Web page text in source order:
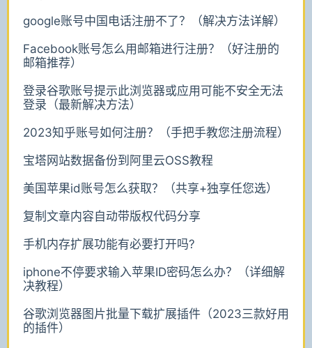
google账号中国电话注册不了？（解决方法详解）
Facebook账号怎么用邮箱进行注册？（好注册的
邮箱推荐）
登录谷歌账号提示此浏览器或应用可能不安全无法
登录（最新解决方法）
2023知乎账号如何注册？（手把手教您注册流程）
宝塔网站数据备份到阿里云OSS教程
美国苹果id账号怎么获取？（共享+独享任您选）
复制文章内容自动带版权代码分享
手机内存扩展功能有必要打开吗?
iphone不停要求输入苹果ID密码怎么办？（详细解
决教程）
谷歌浏览器图片批量下载扩展插件（2023三款好用
的插件）